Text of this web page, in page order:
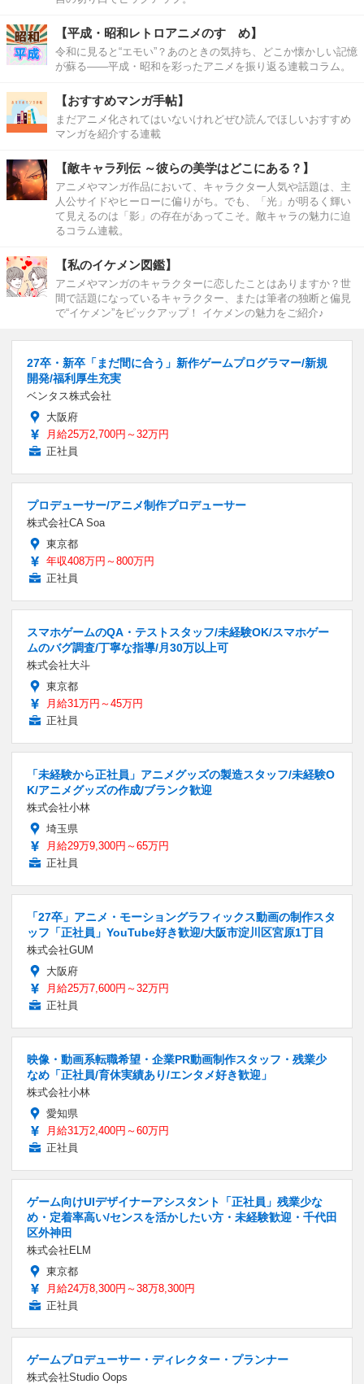
【平成・昭和レトロアニメのすゝめ】
令和に見ると“エモい”？あのときの気持ち、どこか懐かしい記憶
が蘇る――平成・昭和を彩ったアニメを振り返る連載コラム。
【おすすめマンガ手帖】
まだアニメ化されてはいないけれどぜひ読んでほしいおすすめ
マンガを紹介する連載
【敵キャラ列伝 ～彼らの美学はどこにある？】
アニメやマンガ作品において、キャラクター人気や話題は、主
人公サイドやヒーローに偏りがち。でも、「光」が明るく輝い
て見えるのは「影」の存在があってこそ。敵キャラの魅力に迫
るコラム連載。
【私のイケメン図鑑】
アニメやマンガのキャラクターに恋したことはありますか？世
間で話題になっているキャラクター、または筆者の独断と偏見
で“イケメン”をピックアップ！ イケメンの魅力をご紹介♪
27卒・新卒「まだ間に合う」新作ゲームプログラマー/新規
開発/福利厚生充実
ベンタス株式会社
大阪府
月給25万2,700円～32万円
正社員
プロデューサー/アニメ制作プロデューサー
株式会社CA Soa
東京都
年収408万円～800万円
正社員
スマホゲームのQA・テストスタッフ/未経験OK/スマホゲー
ムのバグ調査/丁寧な指導/月30万以上可
株式会社大斗
東京都
月給31万円～45万円
正社員
「未経験から正社員」アニメグッズの製造スタッフ/未経験O
K/アニメグッズの作成/ブランク歓迎
株式会社小林
埼玉県
月給29万9,300円～65万円
正社員
「27卒」アニメ・モーショングラフィックス動画の制作スタ
ッフ「正社員」YouTube好き歓迎/大阪市淀川区宮原1丁目
株式会社GUM
大阪府
月給25万7,600円～32万円
正社員
映像・動画系転職希望・企業PR動画制作スタッフ・残業少
なめ「正社員/育休実績あり/エンタメ好き歓迎」
株式会社小林
愛知県
月給31万2,400円～60万円
正社員
ゲーム向けUIデザイナーアシスタント「正社員」残業少な
め・定着率高い/センスを活かしたい方・未経験歓迎・千代田
区外神田
株式会社ELM
東京都
月給24万8,300円～38万8,300円
正社員
ゲームプロデューサー・ディレクター・プランナー
株式会社Studio Oops